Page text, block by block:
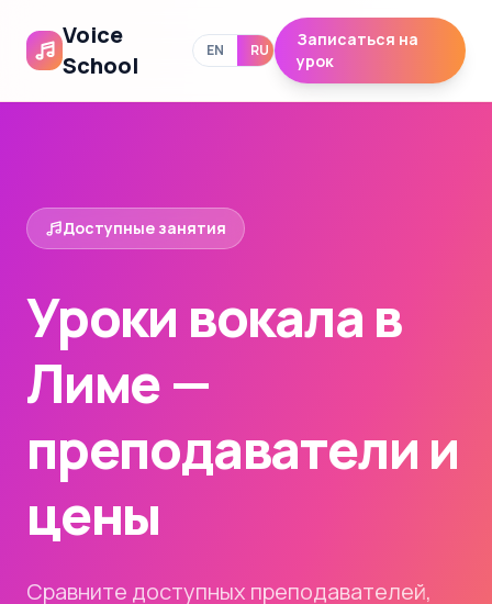
Voice
School
EN RU
Записаться на
урок
Доступные занятия
Уроки вокала в
Лиме —
преподаватели и
цены
Сравните доступных преподавателей,